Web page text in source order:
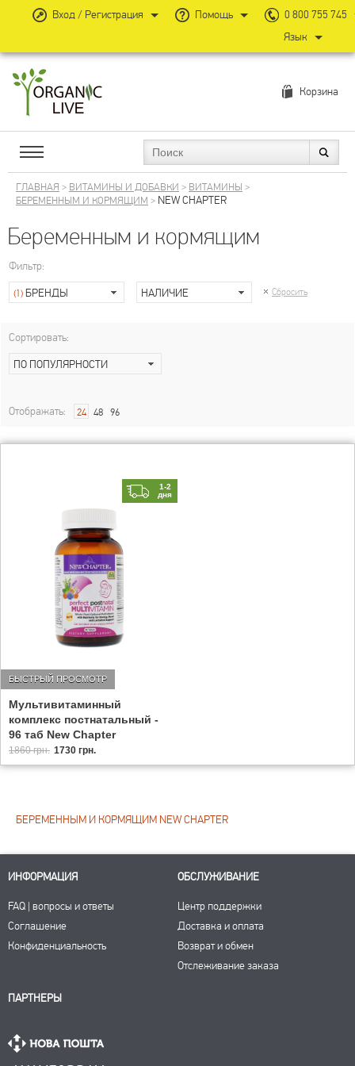
Корзина
ГЛАВНАЯ > ВИТАМИНЫ И ДОБАВКИ > ВИТАМИНЫ >
БЕРЕМЕННЫМ И КОРМЯЩИМ > NEW CHAPTER
Беременным и кормящим
Фильтр:
(1) БРЕНДЫ НАЛИЧИЕ Сбросить
Сортировать:
ПО ПОПУЛЯРНОСТИ
Отображать: 24 48 96
1-2
дня
Мультивитаминный
комплекс постнатальный -
96 таб New Chapter
БЫСТРЫЙ ПРОСМОТР
1860 грн. 1730 грн.
Вход / Регистрация Помощь
0 800 755 745
Язык
БЕРЕМЕННЫМ И КОРМЯЩИМ NEW CHAPTER
ИНФОРМАЦИЯ
FAQ | вопросы и ответы
Соглашение
Конфиденциальность
ОБСЛУЖИВАНИЕ
Центр поддержки
Доставка и оплата
Возврат и обмен
Отслеживание заказа
ПАРТНЕРЫ